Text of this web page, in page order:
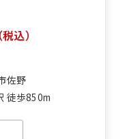
込）
佐野
徒歩850m